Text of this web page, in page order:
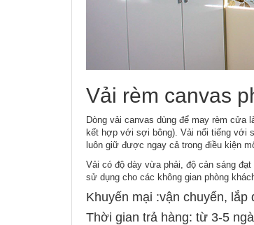
Vải rèm canvas
Dòng vải canvas dùng để may rèm cửa
kết hợp với sợi bông). Vải nổi tiếng với
luôn giữ được ngay cả trong điều kiện
Vải có độ dày vừa phải, độ cản sáng
sử dụng cho các không gian phòng
Khuyến mại :vận chuyển, lắp
Thời gian trả hàng: từ 3-5